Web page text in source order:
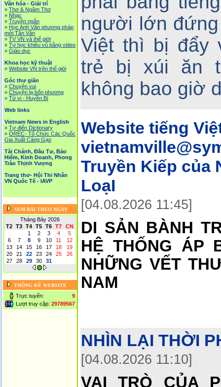
Văn hóa - Giải trí
» Thơ & Ngâm Thơ
» Nhạc
» Truyện ngắn
» Học Anh Văn phương pháp
mới Tân Văn
» TV VN và thế giới
» Tự học khiêu vũ bằng video
» Giáo dục
Khoa học kỹ thuật
» Website VN trên thế giói
Góc thư giãn
» Chuyện vui
» Chuyện lạ bốn phương
» Tử vi - Huyền Bí
Web links
Vietnam News in English
» Tự điển Dictionary
» OREC- Tố Chức Các Quốc
Gia Xuất Cảng Gạo
Tài Chánh, Đầu Tư, Bảo
Hiểm, Kinh Doanh, Phong
Trào Thịnh Vượng
Trang thơ- Hội Thi Nhân
VN Quốc Tế - IAVP
XEM BÀI THEO NGÀY
Tháng Bảy 2026
T2
T3 T4 T5 T6 T7
CN
1
2 3 4
5
6
7 8 9 10 11
12
13
14 15 16 17 18
19
20
21 22 23 24 25
26
27
28 29 30 31
THỐNG KÊ WEBSITE
Trực tuyến:
9
Lượt truy cập: 29789567
người lớn
Việt thì bị đẩy
trẻ bị xúi ăn
không bao giờ
Website tiếng
Truyền Kiếp của
LoạI
[04.08.2026 11:45]
DI SẢN BÀNH
HỆ THỐNG ÁP
NHỮNG VẾT
NAM
NHÌN LẠI THỜI
[04.08.2026 11:10]
VAI TRÒ CỦA